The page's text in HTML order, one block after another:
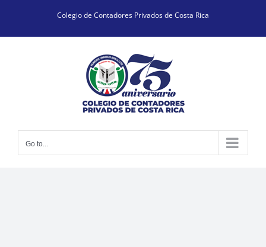
content
Colegio de Contadores Privados de Costa Rica
Go to...